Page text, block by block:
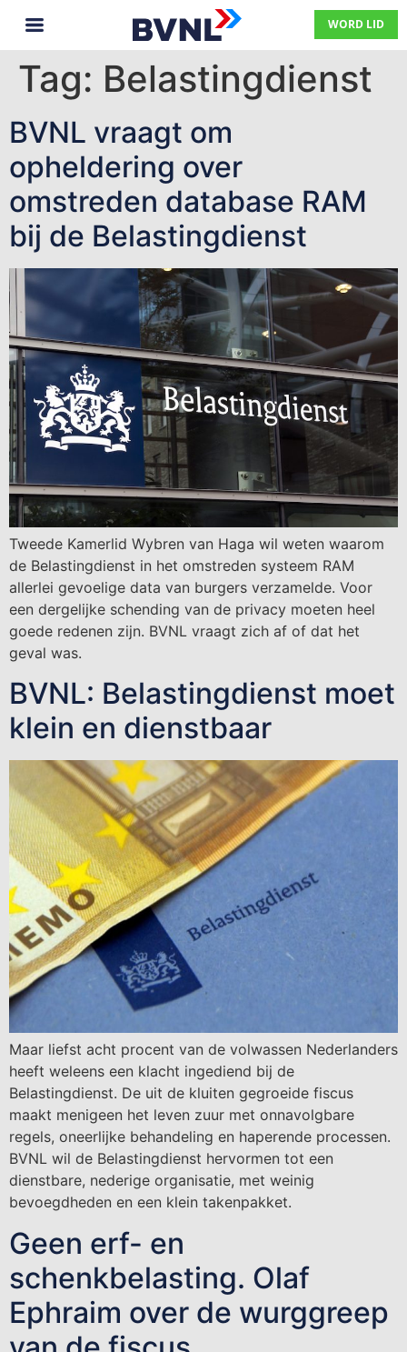
WORD LID
Tag: Belastingdienst
BVNL vraagt om
opheldering over
omstreden database RAM
bij de Belastingdienst
Tweede Kamerlid Wybren van Haga wil weten waarom
de Belastingdienst in het omstreden systeem RAM
allerlei gevoelige data van burgers verzamelde. Voor
een dergelijke schending van de privacy moeten heel
goede redenen zijn. BVNL vraagt zich af of dat het
geval was.
BVNL: Belastingdienst moet
klein en dienstbaar
Maar liefst acht procent van de volwassen Nederlanders
heeft weleens een klacht ingediend bij de
Belastingdienst. De uit de kluiten gegroeide fiscus
maakt menigeen het leven zuur met onnavolgbare
regels, oneerlijke behandeling en haperende processen.
BVNL wil de Belastingdienst hervormen tot een
dienstbare, nederige organisatie, met weinig
bevoegdheden en een klein takenpakket.
Geen erf- en
schenkbelasting. Olaf
Ephraim over de wurggreep